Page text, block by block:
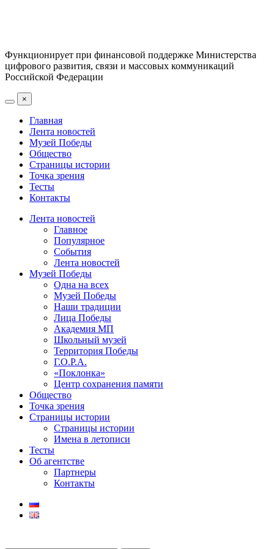
Функционирует при финансовой поддержке Министерства
цифрового развития, связи и массовых коммуникаций
Российской Федерации
×
Главная
Лента новостей
Музей Победы
Общество
Страницы истории
Точка зрения
Тесты
Контакты
Лента новостей
Главное
Популярное
События
Лента новостей
Музей Победы
Одна на всех
Музей Победы
Наши традиции
Лица Победы
Академия МП
Школьный музей
Территория Победы
Г.О.Р.А.
«Поклонка»
Центр сохранения памяти
Общество
Точка зрения
Страницы истории
Страницы истории
Имена в летописи
Тесты
Об агентстве
Партнеры
Контакты